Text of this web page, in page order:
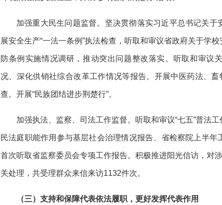
加强重大民生问题监督。坚决贯彻落实习近平总书记关
展安全生产“一法一条例”执法检查，听取和审议省政府关于学
防条例实施情况调研，推动突出问题整改落实。听取和审议
况、深化供销社综合改革工作情况等报告。开展中医药法、
查。开展“民族团结进步荆楚行”。
加强执法、监察、司法工作监督。听取和审议“七五”普法
民法庭职能作用参与基层社会治理情况报告、省检察院上半
首次听取省监察委员会专项工作报告。积极推进阳光信访，对
关处理，共受理群众来信来访1132件次。
（三）支持和保障代表依法履职，更好发挥代表作用